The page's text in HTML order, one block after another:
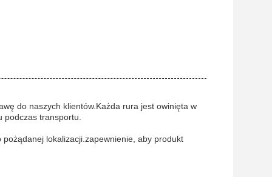
do naszych klientów.Każda rura jest owinięta w
podczas transportu.
pożądanej lokalizacji.zapewnienie, aby produkt